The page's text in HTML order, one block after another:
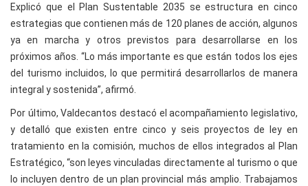
Explicó que el Plan Sustentable 2035 se estructura en cinco
estrategias que contienen más de 120 planes de acción, algunos
ya en marcha y otros previstos para desarrollarse en los
próximos años. “Lo más importante es que están todos los ejes
del turismo incluidos, lo que permitirá desarrollarlos de manera
integral y sostenida”, afirmó.
Por último, Valdecantos destacó el acompañamiento legislativo,
y detalló que existen entre cinco y seis proyectos de ley en
tratamiento en la comisión, muchos de ellos integrados al Plan
Estratégico, “son leyes vinculadas directamente al turismo o que
lo incluyen dentro de un plan provincial más amplio. Trabajamos